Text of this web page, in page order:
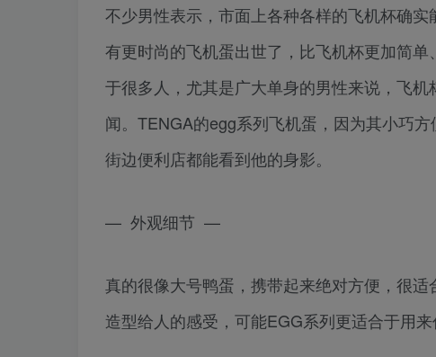
不少男性表示，市面上各种各样的飞机杯确
有更时尚的飞机蛋出世了，比飞机杯更加简
于很多人，尤其是广大单身的男性来说，飞
闻。TENGA的egg系列飞机蛋，因为其小巧
街边便利店都能看到他的身影。
— 外观细节 —
真的很像大号鸭蛋，携带起来绝对方便，很
造型给人的感受，可能EGG系列更适合于用